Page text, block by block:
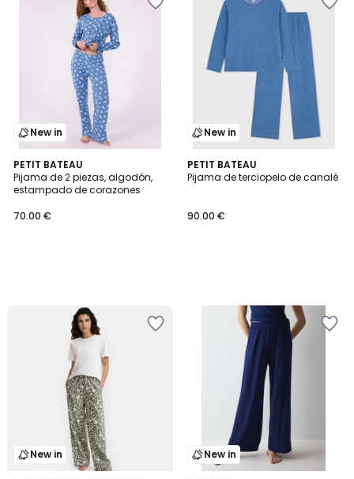
New in
PETIT BATEAU
Pijama de 2 piezas, algodón,
estampado de corazones
70.00 €
New in
PETIT BATEAU
Pijama de terciopelo de canalé
90.00 €
New in New in